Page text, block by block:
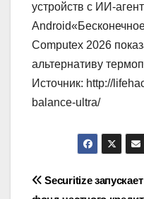
устройств с ИИ-
Computex 2026
альтернативу
Источник: http://
balance-ultra/
Навигация
Securitize запускает